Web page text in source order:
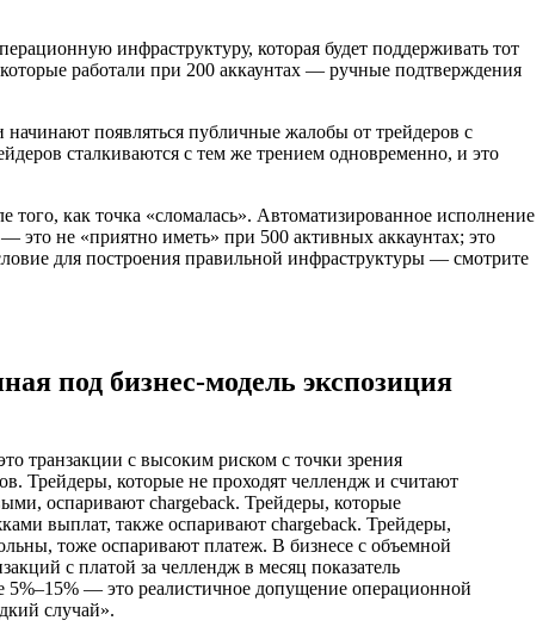
инфраструктуру, которая будет поддерживать тот
работали при 200 аккаунтах — ручные подтверждения
появляться публичные жалобы от трейдеров с
сталкиваются с тем же трением одновременно, и это
как точка «сломалась». Автоматизированное исполнение
это не «приятно иметь» при 500 активных аккаунтах; это
для построения правильной инфраструктуры — смотрите
под бизнес-модель экспозиция
транзакции с высоким риском с точки зрения
Трейдеры, которые не проходят челлендж и считают
оспаривают chargeback. Трейдеры, которые
выплат, также оспаривают chargeback. Трейдеры,
тоже оспаривают платеж. В бизнесе с объемной
с платой за челлендж в месяц показатель
5%–15% — это реалистичное допущение операционной
случай».